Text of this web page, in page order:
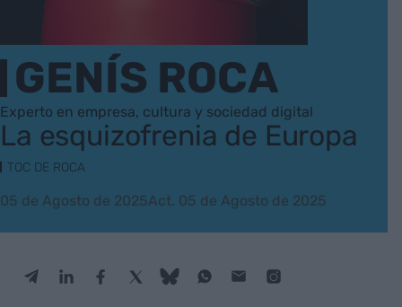
GENÍS ROCA
Experto en empresa, cultura y sociedad digital
La esquizofrenia de Europa
TOC DE ROCA
05 de Agosto de 2025Act. 05 de Agosto de 2025